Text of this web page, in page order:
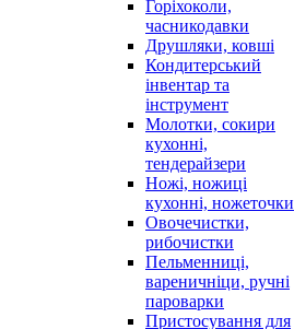
Горіхоколи,
часникодавки
Друшляки, ковші
Кондитерський
інвентар та
інструмент
Молотки, сокири
кухонні,
тендерайзери
Ножі, ножиці
кухонні, ножеточки
Овочечистки,
рибочистки
Пельменниці,
вареничніци, ручні
пароварки
Пристосування для